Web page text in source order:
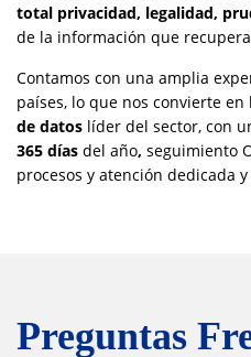
total privacidad, legalidad,
de la información que
Contamos con una amplia
países, lo que nos convierte en
de datos líder del sector, con
365 días del año, seguimiento
procesos y atención dedicada
Preguntas